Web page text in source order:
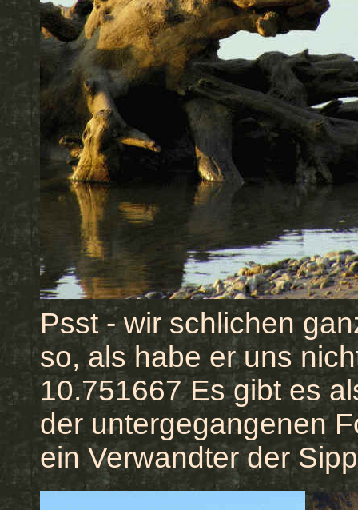
Psst - wir schlichen
so, als habe er uns
10.751667 Es gibt es
der untergegangenen
ein Verwandter der